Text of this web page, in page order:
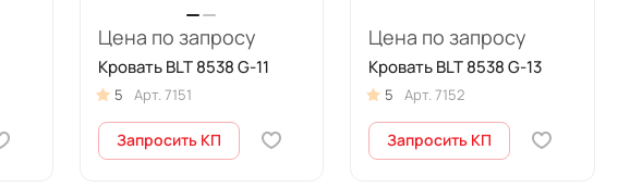
Цена по запросу
Кровать BLT 8538 G-11
5 Арт. 7151
Запросить КП
Цена по запросу
Кровать BLT 8538 G-13
5 Арт.7152
Запросить КП